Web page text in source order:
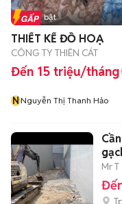
Tin nổi bật
THIẾT KẾ ĐỒ HOẠ
CÔNG TY THIÊN CÁT
Đến 15 triệu/tháng
NNguyễn Thị Thanh Hảo
Cần
Mr T